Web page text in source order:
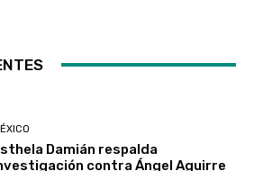
Damián respalda
contra Ángel Aguirre